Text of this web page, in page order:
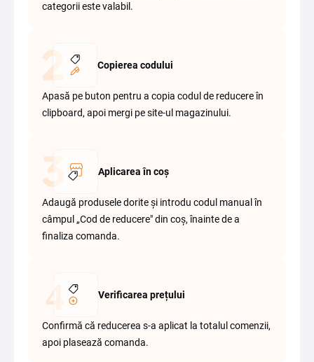
categorii este valabil.
Copierea codului
Apasă pe buton pentru a copia codul de reducere în
clipboard, apoi mergi pe site-ul magazinului.
Aplicarea în coș
Adaugă produsele dorite și introdu codul manual în
câmpul „Cod de reducere" din coș, înainte de a
finaliza comanda.
Verificarea prețului
Confirmă că reducerea s-a aplicat la totalul comenzii,
apoi plasează comanda.